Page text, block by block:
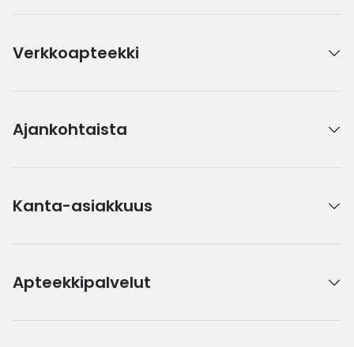
Verkkoapteekki
Ajankohtaista
Kanta-asiakkuus
Apteekkipalvelut